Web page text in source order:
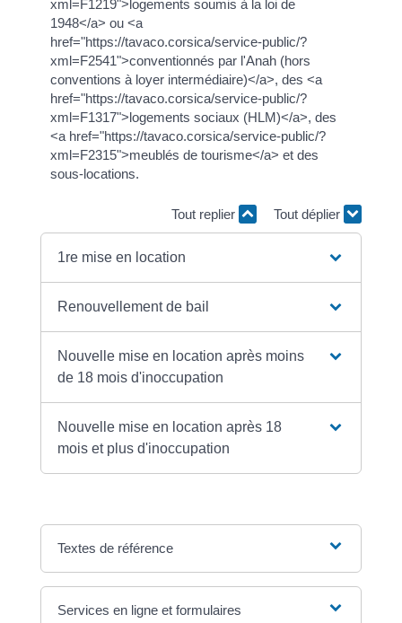
xml=F1219">logements soumis à la loi de
1948</a> ou <a
href="https://tavaco.corsica/service-public/?
xml=F2541">conventionnés par l'Anah (hors
conventions à loyer intermédiaire)</a>, des <a
href="https://tavaco.corsica/service-public/?
xml=F1317">logements sociaux (HLM)</a>, des
<a href="https://tavaco.corsica/service-public/?
xml=F2315">meublés de tourisme</a> et des
sous-locations.
Tout replier Tout déplier
1re mise en location
Renouvellement de bail
Nouvelle mise en location après moins
de 18 mois d'inoccupation
Nouvelle mise en location après 18
mois et plus d'inoccupation
Textes de référence
Services en ligne et formulaires